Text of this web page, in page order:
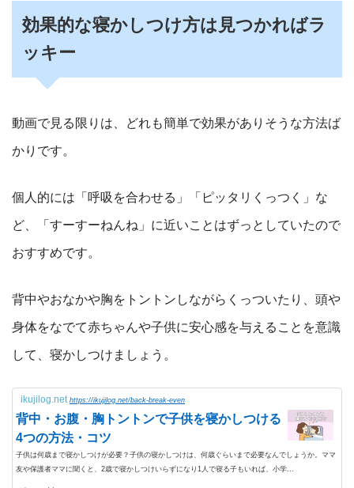
効果的な寝かしつけ方は見つかればラ
ッキー
動画で見る限りは、どれも簡単で効果がありそうな方法ば
かりです。
個人的には「呼吸を合わせる」「ピッタリくっつく」な
ど、「すーすーねんね」に近いことはずっとしていたので
おすすめです。
背中やおなかや胸をトントンしながらくっついたり、頭や
身体をなでて赤ちゃんや子供に安心感を与えることを意識
して、寝かしつけましょう。
ikujilog.net https://ikujilog.net/back-break-even
背中・お腹・胸トントンで子供を寝かしつける
4つの方法・コツ
子供は何歳まで寝かしつけが必要？子供の寝かしつけは、何歳ぐらいまで必要なんでしょうか。ママ
友や保護者ママに聞くと、2歳で寝かしつけいらずになり1人で寝る子もいれば、小学...